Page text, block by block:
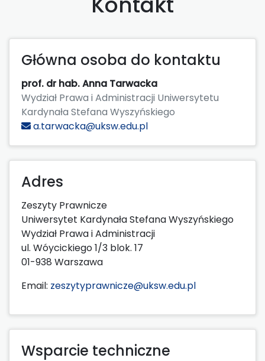
Główna osoba do kontaktu
prof. dr hab. Anna Tarwacka
Wydział Prawa i Administracji Uniwersytetu
Kardynała Stefana Wyszyńskiego
a.tarwacka@uksw.edu.pl
Adres
Zeszyty Prawnicze
Uniwersytet Kardynała Stefana Wyszyńskiego
Wydział Prawa i Administracji
ul. Wóycickiego 1/3 blok. 17
01-938 Warszawa
Email: zeszytyprawnicze@uksw.edu.pl
Wsparcie techniczne